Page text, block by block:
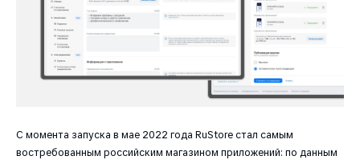
С момента запуска в мае 2022 года RuStore стал самым
востребованным российским магазином приложений: по данным